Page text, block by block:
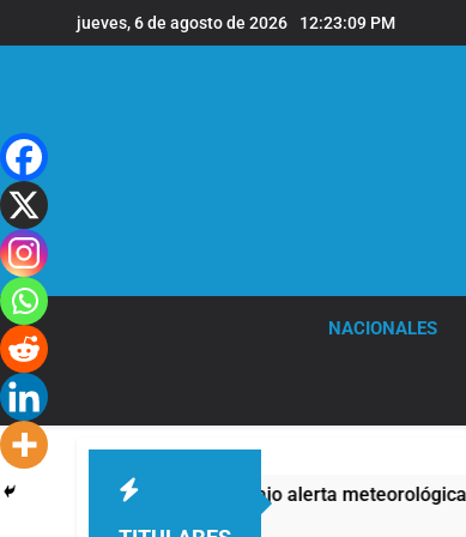
al
jueves, 6 de agosto de 2026 12:23:10 PM
NACIONALES
provincias bajo alerta meteorológica